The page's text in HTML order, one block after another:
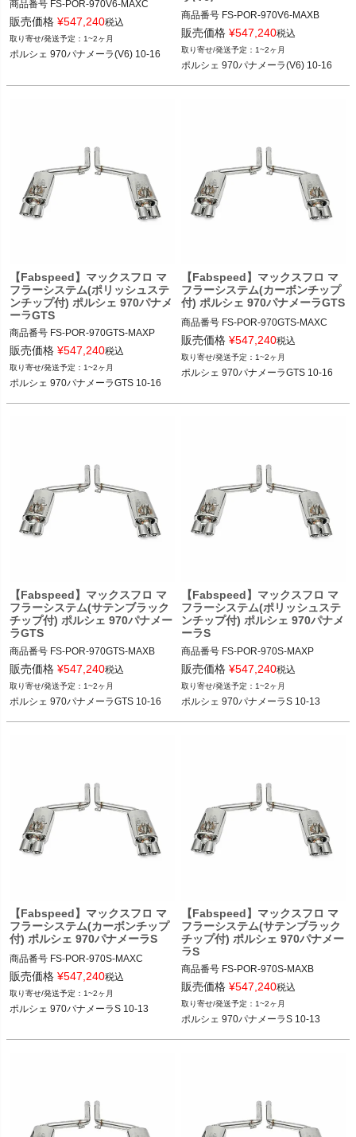
商品番号 FS-POR-970V6-MAXC
FS_POR_970V6_MAXC
なお、12FAB"FS.POR.970V6.MAXC"
販売価格 ¥547,240税込
1~2ヶ月
ポルシェ 970パナメーラ(V6) 10-16
商品番号 FS-POR-970V6-MAXB
FS_POR_970V6_MAXB
なお、12FAB"FS.POR.970V6.MAXB"
ポルシェ 970パナメーラ(V6) 10-16
販売価格 ¥547,240税込
1~2ヶ月
ポルシェ 970パナメーラ(V6) 10-16
【Fabspeed】マックスフロ マ
フラーシステム(ポリッシュステ
ンチップ付) ポルシェ 970パナメ
ーラGTS
商品番号 FS-POR-970GTS-MAXP
FS_POR_970GTS_MAXP
12FAB"FS.POR.970GTS.MAXP"
ポルシェ 970パナメーラGTS 10-16
販売価格 ¥547,240税込
1~2ヶ月
ポルシェ 970パナメーラGTS 10-16
【Fabspeed】マックスフロ マ
フラーシステム(カーボンチップ
付) ポルシェ 970パナメーラGTS
商品番号 FS-POR-970GTS-MAXC
FS_POR_970GTS_MAXC
12FAB"FS.POR.970GTS.MAXC"
販売価格 ¥547,240税込
1~2ヶ月
ポルシェ 970パナメーラGTS 10-16
【Fabspeed】マックスフロ マ
フラーシステム(サテンブラック
チップ付) ポルシェ 970パナメー
ラGTS
商品番号 FS-POR-970GTS-MAXB
FS_POR_970GTS_MAXB
12FAB"FS.POR.970GTS.MAXB"
ポルシェ 970パナメーラGTS 10-16
販売価格 ¥547,240税込
1~2ヶ月
ポルシェ 970パナメーラGTS 10-16
【Fabspeed】マックスフロ マ
フラーシステム(ポリッシュステ
ンチップ付) ポルシェ 970パナメ
ーラS
商品番号 FS-POR-970S-MAXP
FS_POR_970S_MAXP
12FAB"FS.POR.970S.MAXP"
ポルシェ 970パナメーラS 10-13
販売価格 ¥547,240税込
1~2ヶ月
ポルシェ 970パナメーラS 10-13
【Fabspeed】マックスフロ マ
フラーシステム(カーボンチップ
付) ポルシェ 970パナメーラS
商品番号 FS-POR-970S-MAXC
FS_POR_970S_MAXC
12FAB"FS.POR.970S.MAXC"
販売価格 ¥547,240税込
1~2ヶ月
ポルシェ 970パナメーラS 10-13
【Fabspeed】マックスフロ マ
フラーシステム(サテンブラック
チップ付) ポルシェ 970パナメー
ラS
商品番号 FS-POR-970S-MAXB
FS_POR_970S_MAXB
12FAB"FS.POR.970S.MAXB"
ポルシェ 970パナメーラS 10-13
販売価格 ¥547,240税込
1~2ヶ月
ポルシェ 970パナメーラS 10-13